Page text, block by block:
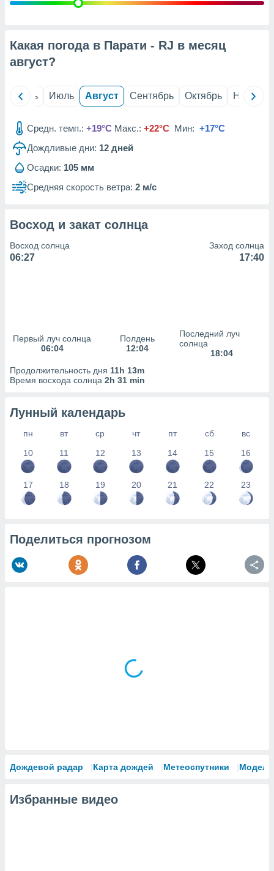
данных
рекламы
сведения
Какая погода в Парати - RJ в месяц
август?
Июнь Июль Август Сентябрь Октябрь Ноябрь
Средн. темп.: +19°C Макс.: +22°C Мин: +17°C
Дождливые дни: 12 дней
Осадки: 105 мм
Средняя скорость ветра: 2 м/с
Восход и закат солнца
Восход солнца
06:27
Заход солнца
17:40
Первый луч солнца
06:04
Полдень
12:04
Последний луч
солнца
18:04
Продолжительность дня 11h 13m
Время восхода солнца 2h 31 min
Лунный календарь
пн вт ср чт пт сб
вс
10
11 12 13 14 15 16
17 18 19 20 21 22 23
Поделиться прогнозом
Дождевой радар Карта дождей Метеоспутники Модели
Избранные видео